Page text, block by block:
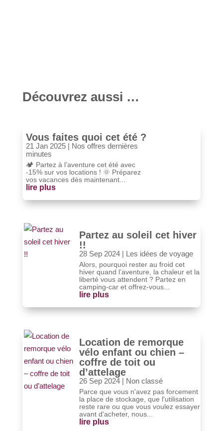
Découvrez aussi …
Vous faites quoi cet été ?
21 Jan 2025| Nos offres dernières
minutes
🏕️ Partez à l’aventure cet été avec
-15% sur vos locations ! 🌞 Préparez
vos vacances dès maintenant...
lire plus
Partez au soleil cet hiver
!!
28 Sep 2024 | Les idées de voyage
Alors, pourquoi rester au froid cet
hiver quand l’aventure, la chaleur et la
liberté vous attendent ? Partez en
camping-car et offrez-vous...
lire plus
Location de remorque
vélo enfant ou chien –
coffre de toit ou
d’attelage
26 Sep 2024 | Non classé
Parce que vous n'avez pas forcement
la place de stockage, que l'utilisation
reste rare ou que vous voulez essayer
avant d'acheter, nous...
lire plus